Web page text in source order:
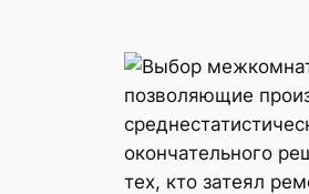
позволяющие
окончательного
тех, кто затеял